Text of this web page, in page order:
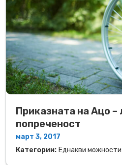
Приказната на Ацо –
попреченост
март 3, 2017
Категории: Еднакви можности